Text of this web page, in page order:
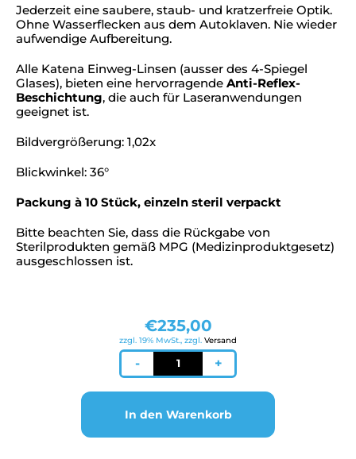
Jederzeit eine saubere, staub- und kratzerfreie Optik.
Ohne Wasserflecken aus dem Autoklaven. Nie wieder
aufwendige Aufbereitung.
Alle Katena Einweg-Linsen (ausser des 4-Spiegel
Glases), bieten eine hervorragende Anti-Reflex-
Beschichtung, die auch für Laseranwendungen
geeignet ist.
Bildvergrößerung: 1,02x
Blickwinkel: 36°
Packung à 10 Stück, einzeln steril verpackt
Bitte beachten Sie, dass die Rückgabe von
Sterilprodukten gemäß MPG (Medizinproduktgesetz)
ausgeschlossen ist.
€235,00
zzgl. 19% MwSt., zzgl. Versand
-
Katena
Einweg
30°
Prisma
(Packung
+
In den Warenkorb